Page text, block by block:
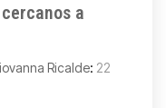
a
Ricalde: 22